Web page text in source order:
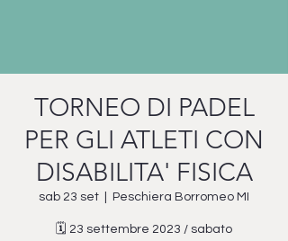
TORNEO DI PADEL
PER GLI ATLETI CON
DISABILITA' FISICA
sab 23 set Peschiera Borromeo MI
🗓️ 23 settembre 2023 / sabato